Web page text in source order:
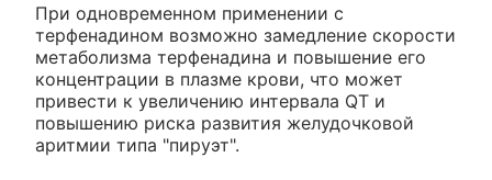
При одновременном применении с
терфенадином возможно замедление скорости
метаболизма терфенадина и повышение его
концентрации в плазме крови, что может
привести к увеличению интервала QT и
повышению риска развития желудочковой
аритмии типа "пируэт".